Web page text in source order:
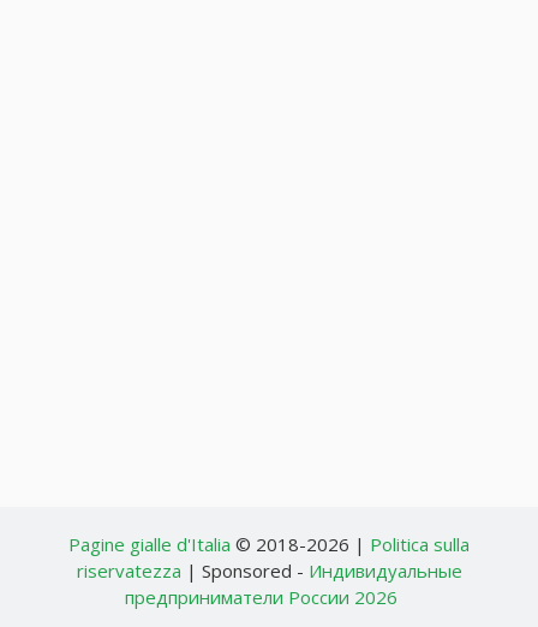
Pagine gialle d'Italia © 2018-2026 | Politica sulla
riservatezza | Sponsored - Индивидуальные
предприниматели России 2026